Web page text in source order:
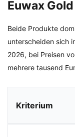
Euwax Gold
Beide Produkte
unterscheiden sich
2026, bei Preisen
mehrere tausend
Kriterium